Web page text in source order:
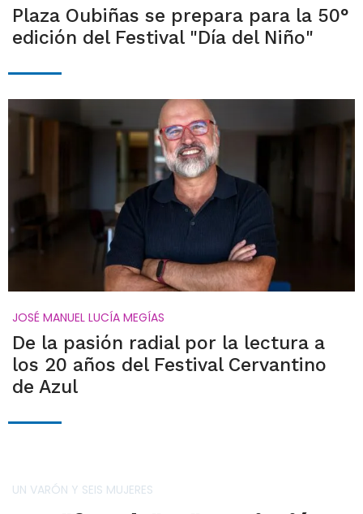
Plaza Oubiñas se prepara para la 50°
edición del Festival "Día del Niño"
JOSÉ MANUEL LUCÍA MEGÍAS
De la pasión radial por la lectura a
los 20 años del Festival Cervantino
de Azul
UN VARÓN Y SEIS MUJERES